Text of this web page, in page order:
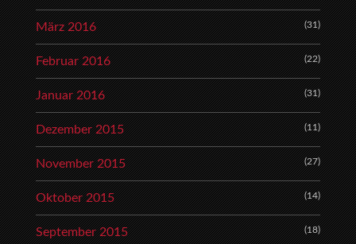
März 2016 (31)
Februar 2016 (22)
Januar 2016 (31)
Dezember 2015 (11)
November 2015 (27)
Oktober 2015 (14)
September 2015 (18)